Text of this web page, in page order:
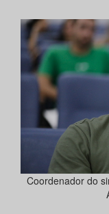
Coordenador do